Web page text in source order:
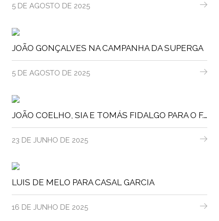
5 DE AGOSTO DE 2025
JOÃO GONÇALVES NA CAMPANHA DA SUPERGA
5 DE AGOSTO DE 2025
JOÃO COELHO, SIA E TOMÁS FIDALGO PARA O F.C. PORTO
23 DE JUNHO DE 2025
LUIS DE MELO PARA CASAL GARCIA
16 DE JUNHO DE 2025